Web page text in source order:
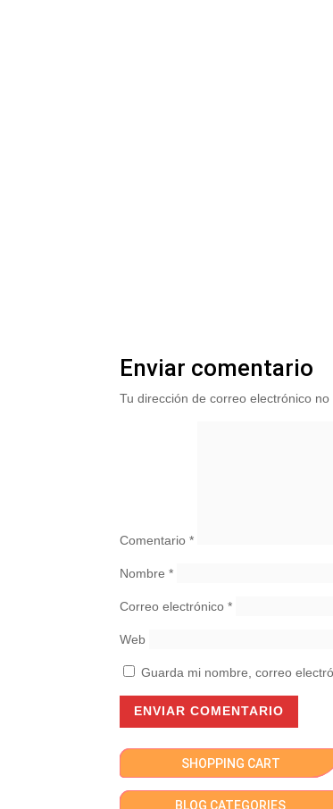
Enviar comentario
Tu dirección de correo electrónico no
Comentario*
Nombre*
Correo electrónico*
Web
Guarda mi nombre, correo
SHOPPING CART
BLOG CATEGORIES